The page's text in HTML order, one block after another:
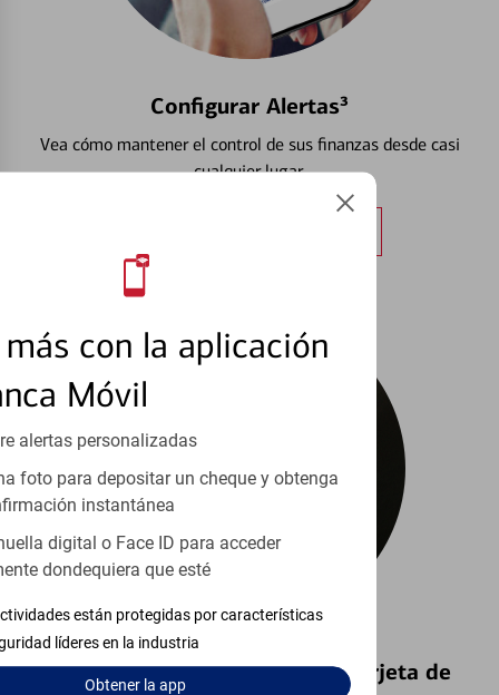
con la aplicación
Móvil
alertas personalizadas
foto para depositar un cheque y obtenga
instantánea
digital o Face ID para acceder
dondequiera que esté
están protegidas por características
líderes en la industria
Obtenerla app
Configurar Alertas³
Vea cómo mantener el control de sus finanzas desde casi
cualquier lugar.
Bloquear y Desbloquear una Tarjeta de